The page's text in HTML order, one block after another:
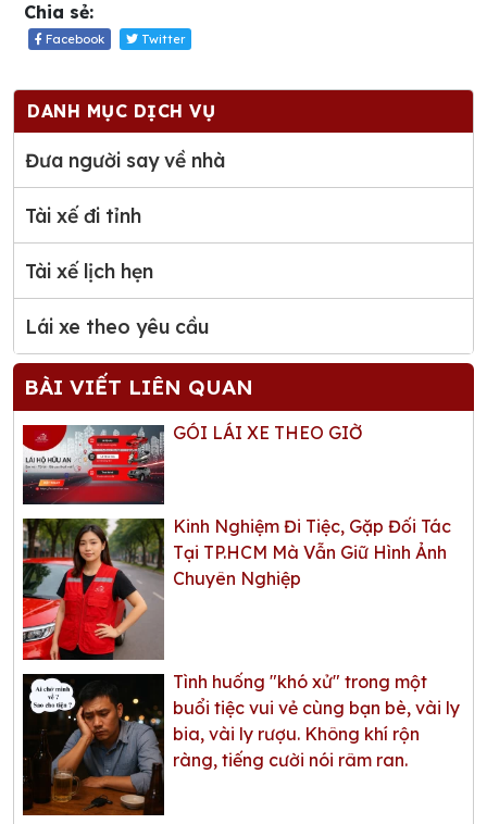
Chia sẻ:
Facebook Twitter
DANH MỤC DỊCH VỤ
Đưa người say về nhà
Tài xế đi tỉnh
Tài xế lịch hẹn
Lái xe theo yêu cầu
BÀI VIẾT LIÊN QUAN
GÓI LÁI XE THEO GIỜ
Kinh Nghiệm Đi Tiệc, Gặp Đối Tác
Tại TP.HCM Mà Vẫn Giữ Hình Ảnh
Chuyên Nghiệp
Tình huống "khó xử" trong một
buổi tiệc vui vẻ cùng bạn bè, vài ly
bia, vài ly rượu. Không khí rộn
ràng, tiếng cười nói râm ran.